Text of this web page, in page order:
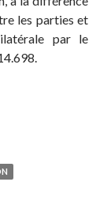
les parties et
par le